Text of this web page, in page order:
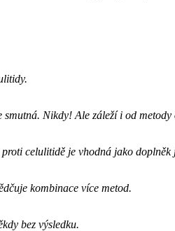
Nikdy! Ale záleží i od
celulitidě je vhodná jako doplněk
kombinace více metod.
bez výsledku.